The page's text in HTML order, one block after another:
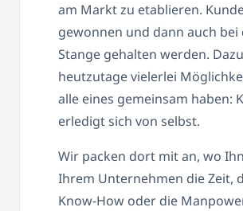
am Markt zu etablieren.
gewonnen und dann auch bei
Stange gehalten werden.
heutzutage vielerlei
alle eines gemeinsam haben:
erledigt sich von selbst.
Wir packen dort mit an, wo
Ihrem Unternehmen die Zeit,
Know-How oder die